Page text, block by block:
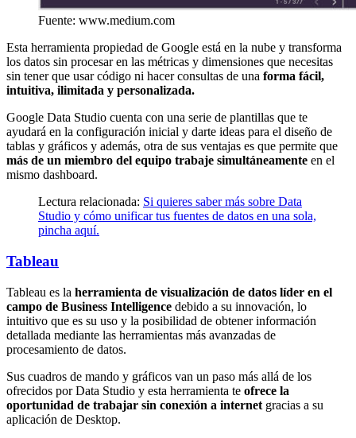
Fuente: www.medium.com
Esta herramienta propiedad de Google está en la nube y transforma
los datos sin procesar en las métricas y dimensiones que necesitas
sin tener que usar código ni hacer consultas de una forma fácil,
intuitiva, ilimitada y personalizada.
Google Data Studio cuenta con una serie de plantillas que te
ayudará en la configuración inicial y darte ideas para el diseño de
tablas y gráficos y además, otra de sus ventajas es que permite que
más de un miembro del equipo trabaje simultáneamente en el
mismo dashboard.
Lectura relacionada: Si quieres saber más sobre Data
Studio y cómo unificar tus fuentes de datos en una sola,
pincha aquí.
Tableau
Tableau es la herramienta de visualización de datos líder en el
campo de Business Intelligence debido a su innovación, lo
intuitivo que es su uso y la posibilidad de obtener información
detallada mediante las herramientas más avanzadas de
procesamiento de datos.
Sus cuadros de mando y gráficos van un paso más allá de los
ofrecidos por Data Studio y esta herramienta te ofrece la
oportunidad de trabajar sin conexión a internet gracias a su
aplicación de Desktop.